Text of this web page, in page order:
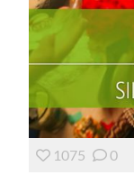
1075 0